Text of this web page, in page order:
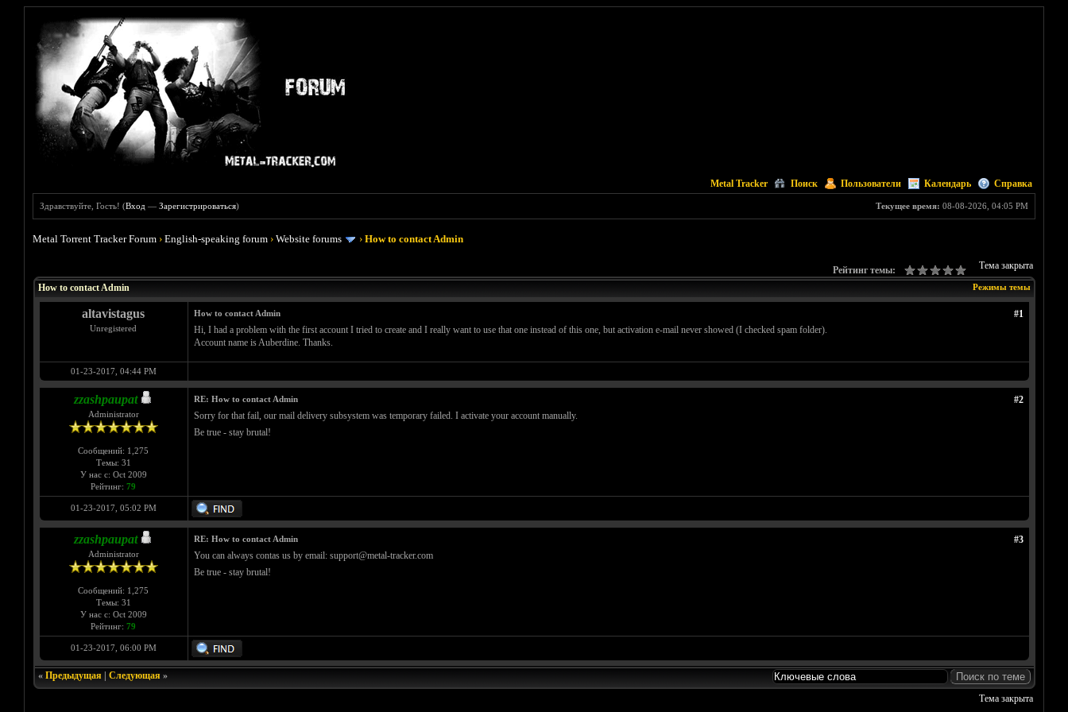
Metal Tracker Поиск Пользователи Календарь Справка
Текущее время: 08-08-2026, 04:05 PM
Здравствуйте, Гость! (Вход —Зарегистрироваться)
Metal Torrent Tracker Forum ›English-speaking forum ›Website forums ›How to contact Admin
Тема закрыта
Рейтинг темы:
Режимы темы
How to contact Admin
altavistagus
Unregistered
#1
How to contact Admin
Hi, I had a problem with the first account I tried to create and I really want to use that one instead of this one, but activation e-mail never showed (I checked spam folder).
Account name is Auberdine. Thanks.
01-23-2017, 04:44 PM
zzashpaupat
Administrator
Сообщений: 1,275
Темы: 31
У нас с: Oct 2009
Рейтинг: 79
#2
RE: How to contact Admin
Sorry for that fail, our mail delivery subsystem was temporary failed. I activate your account manually.
Be true - stay brutal!
01-23-2017, 05:02 PM
zzashpaupat
Administrator
Сообщений: 1,275
Темы: 31
У нас с: Oct 2009
Рейтинг: 79
#3
RE: How to contact Admin
You can always contas us by email: support@metal-tracker.com
Be true - stay brutal!
01-23-2017, 06:00 PM
« Предыдущая| Следующая»
Тема закрыта